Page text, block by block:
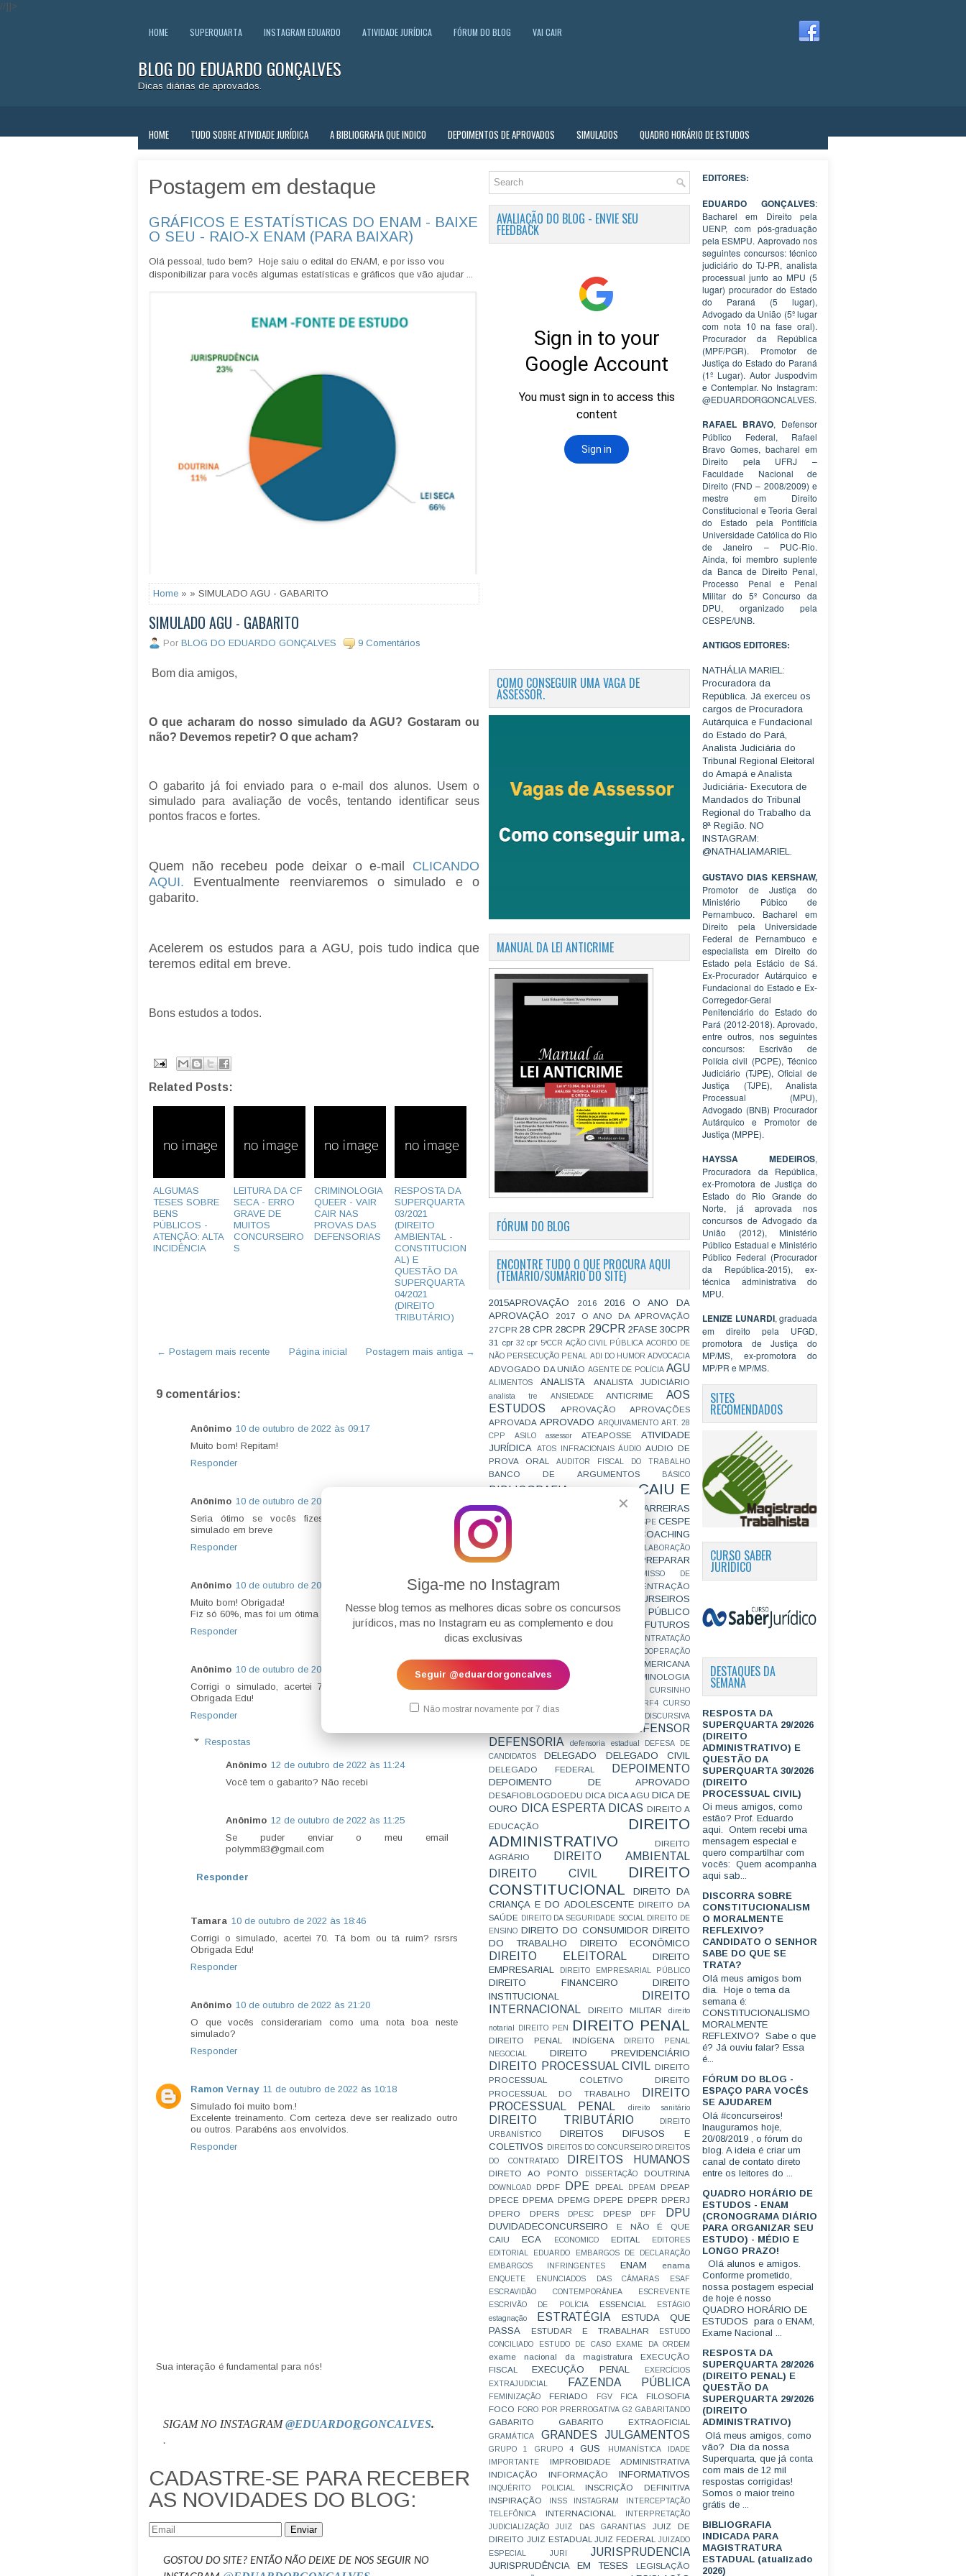
//]]>
HOME SUPERQUARTA INSTAGRAM EDUARDO ATIVIDADE JURÍDICA FÓRUM DO BLOG VAI CAIR
BLOG DO EDUARDO GONÇALVES
Dicas diárias de aprovados.
HOME TUDO SOBRE ATIVIDADE JURÍDICA A BIBLIOGRAFIA QUE INDICO DEPOIMENTOS DE APROVADOS SIMULADOS QUADRO HORÁRIO DE ESTUDOS
✕
Siga-me no Instagram
Nesse blog temos as melhores dicas sobre os concursos
jurídicos, mas no Instagram eu as complemento e dou
dicas exclusivas
Seguir @eduardorgoncalves
Não mostrar novamente por 7 dias
Postagem em destaque
GRÁFICOS E ESTATÍSTICAS DO ENAM - BAIXE
O SEU - RAIO-X ENAM (PARA BAIXAR)
Olá pessoal, tudo bem? Hoje saiu o edital do ENAM, e por isso vou
disponibilizar para vocês algumas estatísticas e gráficos que vão ajudar ...
Home » » SIMULADO AGU - GABARITO
SIMULADO AGU - GABARITO
Por BLOG DO EDUARDO GONÇALVES 9 Comentários
Bom dia amigos,
O que acharam do nosso simulado da AGU? Gostaram ou
não? Devemos repetir? O que acham?
O gabarito já foi enviado para o e-mail dos alunos. Usem o
simulado para avaliação de vocês, tentando identificar seus
pontos fracos e fortes.
Quem não recebeu pode deixar o e-mail CLICANDO
AQUI. Eventualmente reenviaremos o simulado e o
gabarito.
Acelerem os estudos para a AGU, pois tudo indica que
teremos edital em breve.
Bons estudos a todos.
Related Posts:
ALGUMAS
TESES SOBRE
BENS
PÚBLICOS -
ATENÇÃO: ALTA
INCIDÊNCIA
LEITURA DA CF
SECA - ERRO
GRAVE DE
MUITOS
CONCURSEIRO
S
CRIMINOLOGIA
QUEER - VAIR
CAIR NAS
PROVAS DAS
DEFENSORIAS
RESPOSTA DA
SUPERQUARTA
03/2021
(DIREITO
AMBIENTAL -
CONSTITUCION
AL) E
QUESTÃO DA
SUPERQUARTA
04/2021
(DIREITO
TRIBUTÁRIO)
← Postagem mais recente Postagem mais antiga →
Página inicial
9 comentários:
Anônimo 10 de outubro de 2022 às 09:17
Muito bom! Repitam!
Responder
Anônimo 10 de outubro de 2022 às 13:42
Seria ótimo se vocês fizessem mais outra rodada de
simulado em breve
Responder
Anônimo 10 de outubro de 2022 às 15:02
Muito bom! Obrigada!
Fiz só 60%, mas foi um ótima experiência.
Responder
Anônimo 10 de outubro de 2022 às 18:45
Corrigi o simulado, acertei 70, tá bom ou tá ruim? rsrsrs
Obrigada Edu!
Responder
Respostas
Anônimo 12 de outubro de 2022 às 11:24
Você tem o gabarito? Não recebi
Anônimo 12 de outubro de 2022 às 11:25
Se puder enviar o meu email
polymm83@gmail.com
Responder
Tamara 10 de outubro de 2022 às 18:46
Corrigi o simulado, acertei 70. Tá bom ou tá ruim? rsrsrs
Obrigada Edu!
Responder
Anônimo 10 de outubro de 2022 às 21:20
O que vocês considerariam como uma nota boa neste
simulado?
Responder
Ramon Vernay 11 de outubro de 2022 às 10:18
Simulado foi muito bom.!
Excelente treinamento. Com certeza deve ser realizado outro
ou outros. Parabéns aos envolvidos.
Responder
Sua interação é fundamental para nós!
SIGAM NO INSTAGRAM@EDUARDORGONCALVES.
.
CADASTRE-SE PARA RECEBER
AS NOVIDADES DO BLOG:
Enviar
GOSTOU DO SITE? ENTÃO NÃO DEIXE DE NOS SEGUIR NO
AVALIAÇÃO DO BLOG - ENVIE SEU
FEEDBACK
COMO CONSEGUIR UMA VAGA DE
ASSESSOR.
MANUAL DA LEI ANTICRIME
FÓRUM DO BLOG
ENCONTRE TUDO O QUE PROCURA AQUI
(TEMÁRIO/SUMÁRIO DO SITE)
2015APROVAÇÃO 2016
2016 O ANO DA
APROVAÇÃO
2017 O ANO DA APROVAÇÃO
27CPR 28 CPR 28CPR 29CPR 2FASE 30CPR
31 cpr 32 cpr 5ªCCR AÇÃO CIVIL PÚBLICA ACORDO DE
NÃO PERSECUÇÃO PENAL
ADI DO HUMOR ADVOCACIA
ADVOGADO DA UNIÃO AGENTE DE POLÍCIA AGU
ALIMENTOS ANALISTA ANALISTA JUDICIÁRIO
analista tre ANSIEDADE ANTICRIME
AOS
ESTUDOS
APROVAÇÃO
APROVAÇÕES
APROVADA APROVADO ARQUIVAMENTO ART. 28
CPP
ASILO assessor ATEAPOSSE
ATIVIDADE
JURÍDICA
ATOS INFRACIONAIS ÁUDIO AUDIO DE
PROVA ORAL
AUDITOR FISCAL DO TRABALHO
BANCO DE ARGUMENTOS BÁSICO
BIBLIOGRAFIA
CAIU E
VAI CAIR
CARREIRAS
CARREIRAS
JURÍDICAS
CEBRASPE CESPE
CF COACHING
CÓDIGO DE TRÂNSITO BRASILEIRO
COLABORAÇÃO
COMBATE À CORRUPÇÃO
COMO SE PREPARAR
COMPROMISSO DE
AJUSTAMENTO DE CONDUTA
CONCENTRAÇÃO
CONCURSEIROS
CONCURSO
CONCURSO PÚBLICO
CONCURSOS
CONCURSOS FUTUROS
CONCURSOS NÍVEL HARD
CONTRATAÇÃO
COOPERAÇÃO
CORTE INTERAMERICANA
CPC2015
CPI
CRIMINOLOGIA
CRONOGRAMA
CTB CURSINHO
CURSO ESTUDO DE CASO - TRF4
CURSO
PARA A SUBJETIVA
CURSO PROVA DISCURSIVA
DEFENSOR
DEFENSORIA
defensoria estadual
DEFESA DE
CANDIDATOS
DELEGADO DELEGADO CIVIL
DELEGADO FEDERAL DEPOIMENTO
DEPOIMENTO DE APROVADO
DESAFIOBLOGDOEDU DICA DICA AGU DICA DE
OURO DICA ESPERTA DICAS DIREITO A
EDUCAÇÃO
DIREITO
ADMINISTRATIVO
DIREITO
AGRÁRIO
DIREITO AMBIENTAL
DIREITO CIVIL
DIREITO
CONSTITUCIONAL
DIREITO DA
CRIANÇA E DO ADOLESCENTE DIREITO DA
SAÚDE
DIREITO DA SEGURIDADE SOCIAL
DIREITO DE
ENSINO DIREITO DO CONSUMIDOR DIREITO
DO TRABALHO
DIREITO ECONÔMICO
DIREITO ELEITORAL
DIREITO
EMPRESARIAL
DIREITO EMPRESARIAL PÚBLICO
DIREITO FINANCEIRO
DIREITO
INSTITUCIONAL
DIREITO
INTERNACIONAL
DIREITO MILITAR direito
notarial DIREITO PEN DIREITO PENAL
DIREITO PENAL INDÍGENA
DIREITO PENAL
NEGOCIAL
DIREITO PREVIDENCIÁRIO
DIREITO PROCESSUAL CIVIL
DIREITO
PROCESSUAL COLETIVO
DIREITO
PROCESSUAL DO TRABALHO
DIREITO
PROCESSUAL PENAL
direito sanitário
DIREITO TRIBUTÁRIO
DIREITO
URBANÍSTICO
DIREITOS DIFUSOS E
COLETIVOS
DIREITOS DO CONCURSEIRO DIREITOS
DO CONTRATADO
DIREITOS HUMANOS
DIRETO AO PONTO DISSERTAÇÃO DOUTRINA
DOWNLOAD DPDF DPE DPEAL DPEAM
DPEAP
DPECE DPEMA DPEMG DPEPE DPEPR DPERJ
DPERO
DPERS DPESC DPESP DPF DPU
DUVIDADECONCURSEIRO
E NÃO É QUE
CAIU
ECA ECONOMICO EDITAL
EDITORES
EDITORIAL
EDUARDO
EMBARGOS DE DECLARAÇÃO
EMBARGOS INFRINGENTES
ENAM enama
ENQUETE ENUNCIADOS DAS CÂMARAS
ESAF
ESCRAVIDÃO CONTEMPORÂNEA
ESCREVENTE
ESCRIVÃO DE POLÍCIA
ESSENCIAL
ESTÁGIO
estagnação
ESTRATÉGIA
ESTUDA QUE
PASSA
ESTUDAR E TRABALHAR
ESTUDO
CONCILIADO
ESTUDO DE CASO EXAME DA ORDEM
exame nacional da magistratura
EXECUÇÃO
FISCAL
EXECUÇÃO PENAL
EXERCÍCIOS
EXTRAJUDICIAL
FAZENDA PÚBLICA
FEMINIZAÇÃO FERIADO FGV FICA
FILOSOFIA
FOCO
FORO POR PRERROGATIVA G2 GABARITANDO
GABARITO GABARITO EXTRAOFICIAL
GRAMÁTICA GRANDES JULGAMENTOS
GRUPO 1 GRUPO 4 GUS HUMANÍSTICA
IDADE
IMPORTANTE
IMPROBIDADE ADMINISTRATIVA
INDICAÇÃO
INFORMAÇÃO INFORMATIVOS
INQUÉRITO POLICIAL
INSCRIÇÃO DEFINITIVA
INSPIRAÇÃO
INSS INSTAGRAM
INTERCEPTAÇÃO
TELEFÔNICA
INTERNACIONAL
INTERPRETAÇÃO
JUDICIALIZAÇÃO
JUIZ DAS GARANTIAS
JUIZ DE
DIREITO JUIZ ESTADUAL JUIZ FEDERAL
JUIZADO
ESPECIAL
JURI JURISPRUDENCIA
JURISPRUDÊNCIA EM TESES
LEGISLAÇÃO
EDITORES:
EDUARDO GONÇALVES:
Bacharel em Direito pela
UENP, com pós-graduação
pela ESMPU. Aaprovado nos
seguintes concursos: técnico
judiciário do TJ-PR, analista
processual junto ao MPU (5
lugar) procurador do Estado
do Paraná (5 lugar),
Advogado da União (5º lugar
com nota 10 na fase oral).
Procurador da República
(MPF/PGR). Promotor de
Justiça do Estado do Paraná
(1º Lugar). Autor Juspodvim
e Contemplar. No Instagram:
@EDUARDORGONCALVES.
RAFAEL BRAVO, Defensor
Público Federal, Rafael
Bravo Gomes, bacharel em
Direito pela UFRJ –
Faculdade Nacional de
Direito (FND – 2008/2009) e
mestre em Direito
Constitucional e Teoria Geral
do Estado pela Pontifícia
Universidade Católica do Rio
de Janeiro – PUC-Rio.
Ainda, foi membro suplente
da Banca de Direito Penal,
Processo Penal e Penal
Militar do 5º Concurso da
DPU, organizado pela
CESPE/UNB.
ANTIGOS EDITORES:
NATHÁLIA MARIEL:
Procuradora da
República. Já exerceu os
cargos de Procuradora
Autárquica e Fundacional
do Estado do Pará,
Analista Judiciária do
Tribunal Regional Eleitoral
do Amapá e Analista
Judiciária- Executora de
Mandados do Tribunal
Regional do Trabalho da
8ª Região. NO
INSTAGRAM:
@NATHALIAMARIEL.
GUSTAVO DIAS KERSHAW,
Promotor de Justiça do
Ministério Púbico de
Pernambuco. Bacharel em
Direito pela Universidade
Federal de Pernambuco e
especialista em Direito do
Estado pela Estácio de Sá.
Ex-Procurador Autárquico e
Fundacional do Estado e Ex-
Corregedor-Geral
Penitenciário do Estado do
Pará (2012-2018). Aprovado,
entre outros, nos seguintes
concursos: Escrivão de
Polícia civil (PCPE), Técnico
Judiciário (TJPE), Oficial de
Justiça (TJPE), Analista
Processual (MPU),
Advogado (BNB) Procurador
Autárquico e Promotor de
Justiça (MPPE).
HAYSSA MEDEIROS,
Procuradora da República,
ex-Promotora de Justiça do
Estado do Rio Grande do
Norte, já aprovada nos
concursos de Advogado da
União (2012), Ministério
Público Estadual e Ministério
Público Federal (Procurador
da República-2015), ex-
técnica administrativa do
MPU.
LENIZE LUNARDI, graduada
em direito pela UFGD,
promotora de Justiça do
MP/MS, ex-promotora do
MP/PR e MP/MS.
SITES
RECOMENDADOS
CURSO SABER
JURÍDICO
DESTAQUES DA
SEMANA
RESPOSTA DA
SUPERQUARTA 29/2026
(DIREITO
ADMINISTRATIVO) E
QUESTÃO DA
SUPERQUARTA 30/2026
(DIREITO
PROCESSUAL CIVIL)
Oi meus amigos, como
estão? Prof. Eduardo
aqui. Ontem recebi uma
mensagem especial e
quero compartilhar com
vocês: Quem acompanha
aqui sab...
DISCORRA SOBRE
CONSTITUCIONALISM
O MORALMENTE
REFLEXIVO?
CANDIDATO O SENHOR
SABE DO QUE SE
TRATA?
Olá meus amigos bom
dia. Hoje o tema da
semana é:
CONSTITUCIONALISMO
MORALMENTE
REFLEXIVO? Sabe o que
é? Já ouviu falar? Essa
é...
FÓRUM DO BLOG -
ESPAÇO PARA VOCÊS
SE AJUDAREM
Olá #concurseiros!
Inauguramos hoje,
20/08/2019 , o fórum do
blog. A ideia é criar um
canal de contato direto
entre os leitores do ...
QUADRO HORÁRIO DE
ESTUDOS - ENAM
(CRONOGRAMA DIÁRIO
PARA ORGANIZAR SEU
ESTUDO) - MÉDIO E
LONGO PRAZO!
Olá alunos e amigos.
Conforme prometido,
nossa postagem especial
de hoje é nosso
QUADRO HORÁRIO DE
ESTUDOS para o ENAM,
Exame Nacional ...
RESPOSTA DA
SUPERQUARTA 28/2026
(DIREITO PENAL) E
QUESTÃO DA
SUPERQUARTA 29/2026
(DIREITO
ADMINISTRATIVO)
Olá meus amigos, como
vão? Dia da nossa
Superquarta, que já conta
com mais de 12 mil
respostas corrigidas!
Somos o maior treino
grátis de ...
BIBLIOGRAFIA
INDICADA PARA
MAGISTRATURA
ESTADUAL (atualizado
2026)